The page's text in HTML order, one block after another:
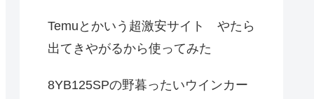
Temuとかいう超激安サイト やたら
出てきやがるから使ってみた
8YB125SPの野暮ったいウインカー